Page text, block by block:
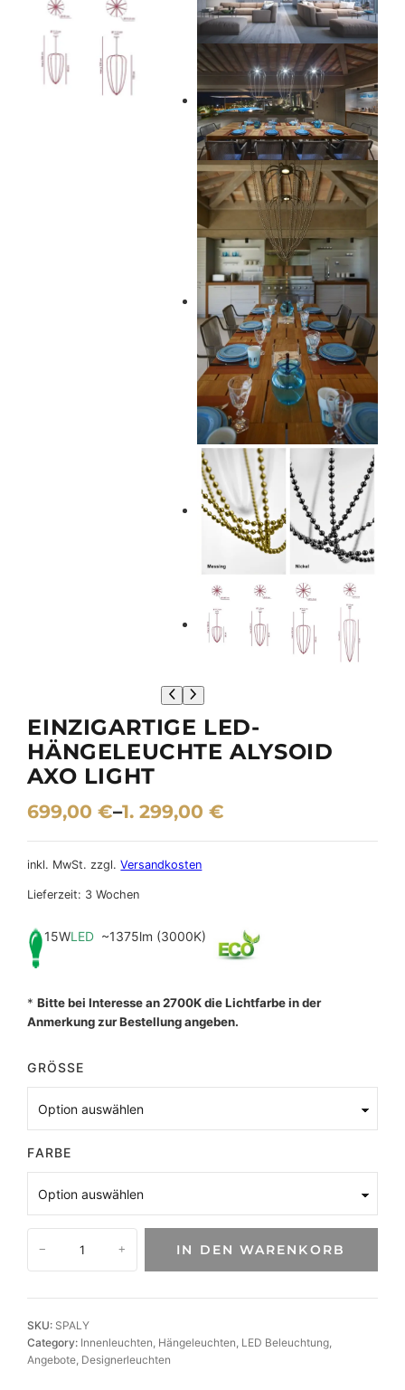
EINZIGARTIGE LED-
HÄNGELEUCHTE ALYSOID
AXO LIGHT
699,00€–1. 299,00€
inkl. MwSt. zzgl.Versandkosten
Lieferzeit: 3 Wochen
15WLED ~1375lm (3000K)
*Bitte bei Interesse an 2700K die Lichtfarbe in der
Anmerkung zur Bestellung angeben.
GRÖSSE
FARBE
z
g
a
− + IN DEN WARENKORB
SKU: SPALY
Category: Innenleuchten Hängeleuchten LED Beleuchtung
Angebote Designerleuchten